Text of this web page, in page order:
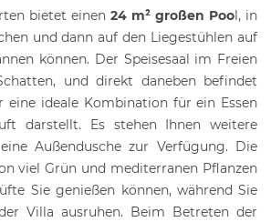
bietet einen24 m² großen Poo l, in
und dann auf den Liegestühlen auf
können. Der Speisesaal im Freien
und direkt daneben befindet
eine ideale Kombination für ein Essen
darstellt. Es stehen Ihnen weitere
Außendusche zur Verfügung. Die
viel Grün und mediterranen Pflanzen
Sie genießen können, während Sie
Villa ausruhen. Beim Betreten der